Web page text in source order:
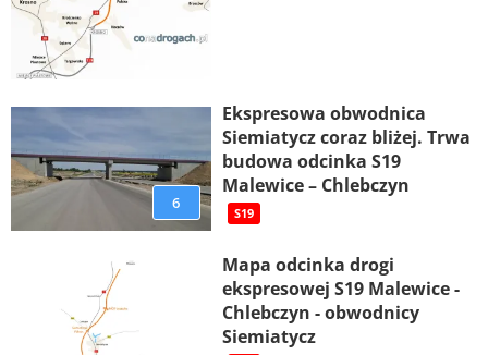
6
Ekspresowa obwodnica
Siemiatycz coraz bliżej. Trwa
budowa odcinka S19
Malewice – Chlebczyn
S19
Mapa odcinka drogi
ekspresowej S19 Malewice -
Chlebczyn - obwodnicy
Siemiatycz